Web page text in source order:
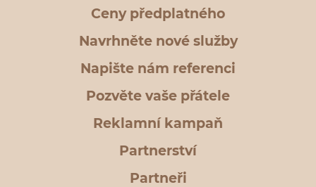
Ceny předplatného
Navrhněte nové služby
Napište nám referenci
Pozvěte vaše přátele
Reklamní kampaň
Partnerství
Partneři